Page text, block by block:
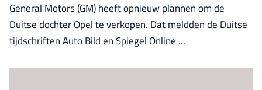
General Motors (GM) heeft opnieuw plannen om de
Duitse dochter Opel te verkopen. Dat meldden de Duitse
tijdschriften Auto Bild en Spiegel Online ...